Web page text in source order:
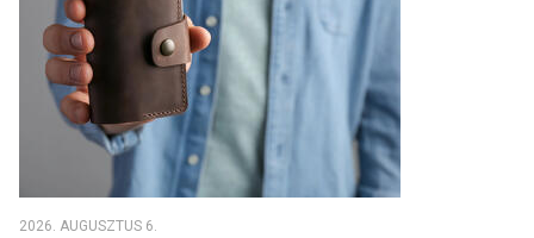
2026. AUGUSZTUS 6.